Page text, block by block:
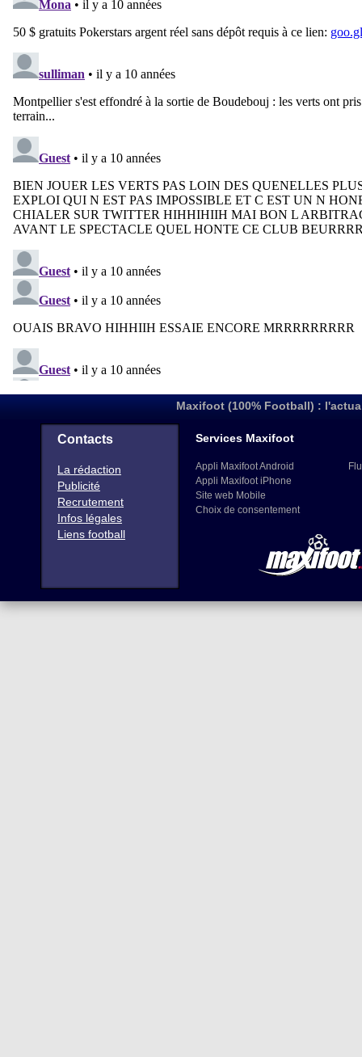
Maxifoot (100% Football) :
Contacts
La rédaction
Publicité
Recrutement
Infos légales
Liens football
Services Maxifoot
Appli Maxifoot Android
Appli Maxifoot iPhone
Site web Mobile
Choix de consentement